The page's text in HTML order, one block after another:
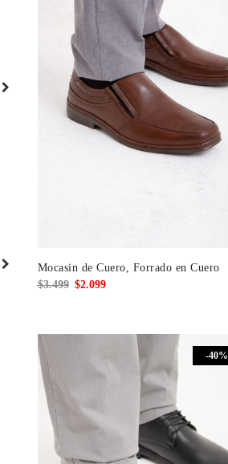
Mocasin de Cuero, Forrado en Cuero
$3.499 El
$3.499.
$2.099El
$2.099.
-40%